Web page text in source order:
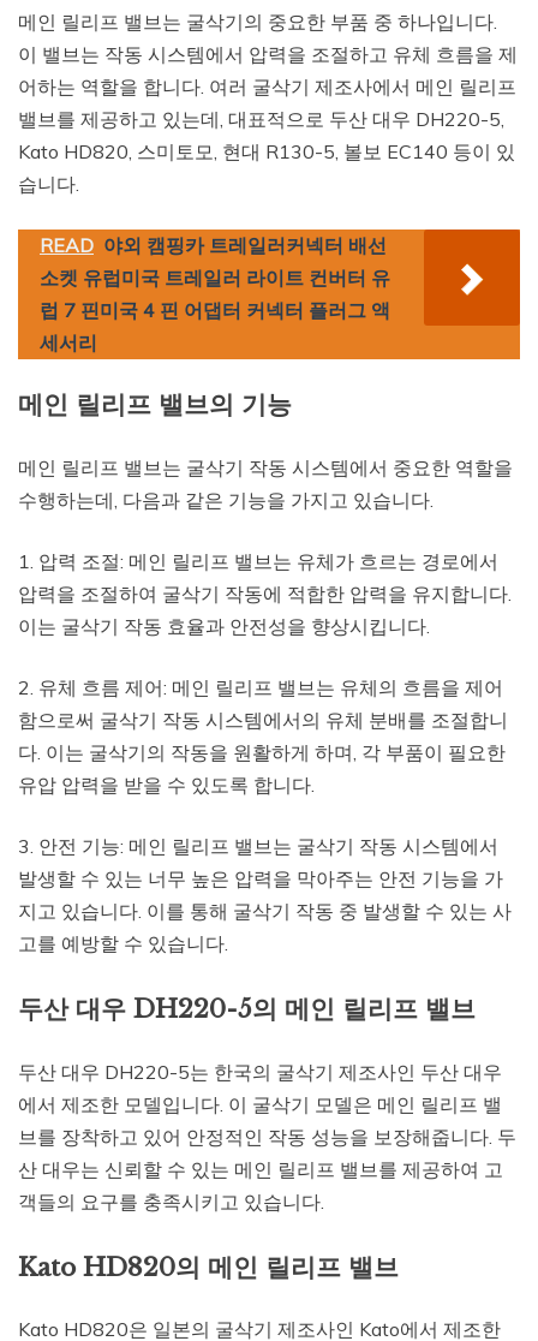
메인 릴리프 밸브는 굴삭기의 중요한 부품 중 하나입니다.
이 밸브는 작동 시스템에서 압력을 조절하고 유체 흐름을 제
어하는 역할을 합니다. 여러 굴삭기 제조사에서 메인 릴리프
밸브를 제공하고 있는데, 대표적으로 두산 대우 DH220-5,
Kato HD820, 스미토모, 현대 R130-5, 볼보 EC140 등이 있
습니다.
READ 야외 캠핑카 트레일러커넥터 배선
소켓 유럽미국 트레일러 라이트 컨버터 유
럽 7 핀미국 4 핀 어댑터 커넥터 플러그 액
세서리
메인 릴리프 밸브의 기능
메인 릴리프 밸브는 굴삭기 작동 시스템에서 중요한 역할을
수행하는데, 다음과 같은 기능을 가지고 있습니다.
1. 압력 조절: 메인 릴리프 밸브는 유체가 흐르는 경로에서
압력을 조절하여 굴삭기 작동에 적합한 압력을 유지합니다.
이는 굴삭기 작동 효율과 안전성을 향상시킵니다.
2. 유체 흐름 제어: 메인 릴리프 밸브는 유체의 흐름을 제어
함으로써 굴삭기 작동 시스템에서의 유체 분배를 조절합니
다. 이는 굴삭기의 작동을 원활하게 하며, 각 부품이 필요한
유압 압력을 받을 수 있도록 합니다.
3. 안전 기능: 메인 릴리프 밸브는 굴삭기 작동 시스템에서
발생할 수 있는 너무 높은 압력을 막아주는 안전 기능을 가
지고 있습니다. 이를 통해 굴삭기 작동 중 발생할 수 있는 사
고를 예방할 수 있습니다.
두산 대우 DH220-5의 메인 릴리프 밸브
두산 대우 DH220-5는 한국의 굴삭기 제조사인 두산 대우
에서 제조한 모델입니다. 이 굴삭기 모델은 메인 릴리프 밸
브를 장착하고 있어 안정적인 작동 성능을 보장해줍니다. 두
산 대우는 신뢰할 수 있는 메인 릴리프 밸브를 제공하여 고
객들의 요구를 충족시키고 있습니다.
Kato HD820의 메인 릴리프 밸브
Kato HD820은 일본의 굴삭기 제조사인 Kato에서 제조한